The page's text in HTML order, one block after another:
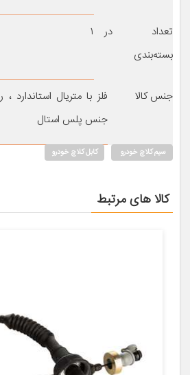
تعداد در
بسته‌بندی
۱
جنس کالا
فلز با متریال استاندارد
جنس پلس استال
سیم کلاچ خودرو کابل کلاچ خودرو
کالا های مرتبط